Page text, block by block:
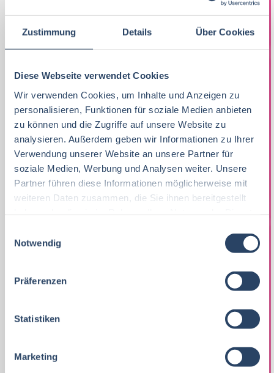
Zustimmung Details Über Cookies
Diese Webseite verwendet Cookies
Wir verwenden Cookies, um Inhalte und Anzeigen zu
personalisieren, Funktionen für soziale Medien anbieten
zu können und die Zugriffe auf unsere Website zu
analysieren. Außerdem geben wir Informationen zu Ihrer
Verwendung unserer Website an unsere Partner für
soziale Medien, Werbung und Analysen weiter. Unsere
Partner führen diese Informationen möglicherweise mit
weiteren Daten zusammen, die Sie ihnen bereitgestellt
Notwendig
Präferenzen
Statistiken
Marketing
ZENTRALE
München
WEITERE STANDORTE
Bern, Voerde, Manchester
ANZAHL MITARBEITENDE
101 - 200 MA
ACTIVE NUTRITION
INTERNATIONAL GMBH
ADRESSE
Strasse:
info@active-nutrition-international.com